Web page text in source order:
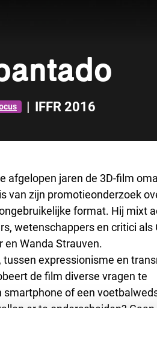
| IFFR 2016
afgelopen jaren de 3D-film
van zijn promotieonderzoek
format. Hij mixt
wetenschappers en critici als
en Wanda Strauven.
expressionisme en
de film diverse vragen te
smartphone of een
er te onderscheiden?
van de toeschouwer? Moet de
tijden?